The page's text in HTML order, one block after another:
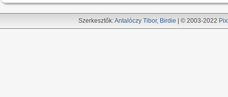
Szerkesztők:Antalóczy Tibor, Birdie | © 2003-2022